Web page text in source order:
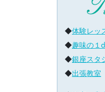
◆体験レッ
◆趣味の１
◆銀座スタ
◆出張教室